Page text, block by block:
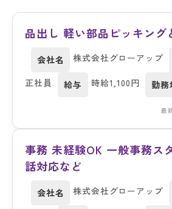
品出し 軽い部品ピッキング
会社名 株式会社グローアップ
正社員
給与 時給1,100円 勤務
最
事務 未経験OK 一般事務ス
話対応など
会社名 株式会社グローアップ